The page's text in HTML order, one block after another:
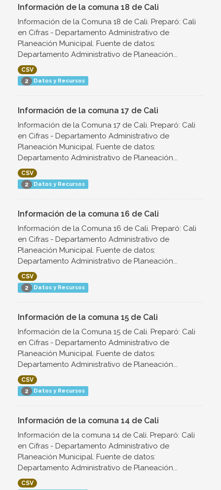
Información de la comuna 18 de Cali
Información de la Comuna 18 de Cali. Preparó: Cali
en Cifras - Departamento Administrativo de
Planeación Municipal. Fuente de datos:
Departamento Administrativo de Planeación...
CSV
2 Datos y Recursos
Información de la comuna 17 de Cali
Información de la Comuna 17 de Cali. Preparó: Cali
en Cifras - Departamento Administrativo de
Planeación Municipal. Fuente de datos:
Departamento Administrativo de Planeación...
CSV
2 Datos y Recursos
Información de la comuna 16 de Cali
Información de la Comuna 16 de Cali. Preparó: Cali
en Cifras - Departamento Administrativo de
Planeación Municipal. Fuente de datos:
Departamento Administrativo de Planeación...
CSV
2 Datos y Recursos
Información de la comuna 15 de Cali
Información de la Comuna 15 de Cali. Preparó: Cali
en Cifras - Departamento Administrativo de
Planeación Municipal. Fuente de datos:
Departamento Administrativo de Planeación...
CSV
2 Datos y Recursos
Información de la comuna 14 de Cali
Información de la comuna 14 de Cali. Preparó: Cali
en Cifras - Departamento Administrativo de
Planeación Municipal. Fuente de datos:
Departamento Administrativo de Planeación...
CSV